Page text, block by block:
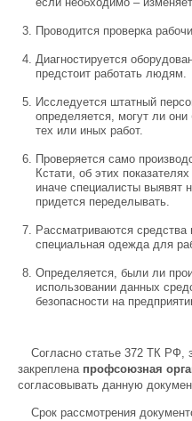
Проводится проверка
Диагностируется
предстоит работать людям.
Исследуется штатный
определяется, могут ли
тех или иных работ.
Проверяется само
Кстати, об этих
иначе специалисты выявят
придется переделывать.
Рассматриваются
специальная одежда для
Определяется, были ли
использовании данных
безопасности на
Согласно статье 372 ТК РФ,
закреплена профсоюзная
согласовывать данную
Срок рассмотрения